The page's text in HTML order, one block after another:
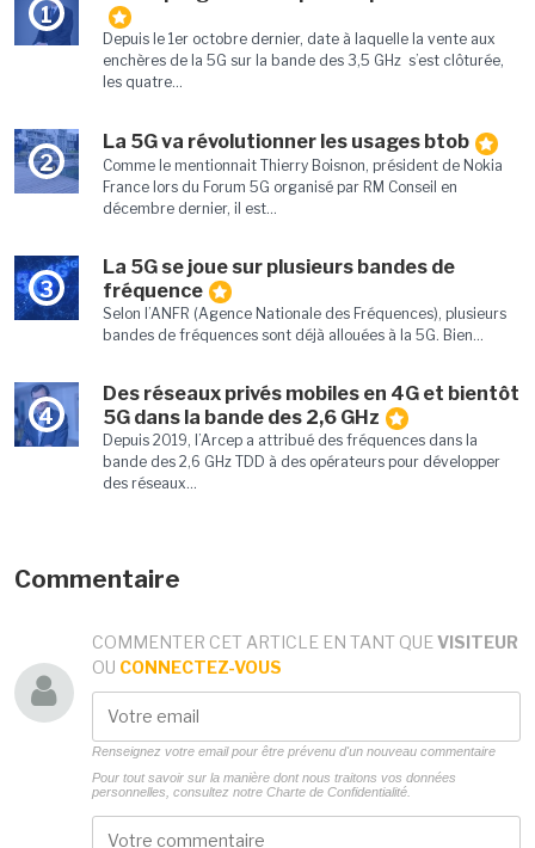
1
Depuis le 1er octobre dernier, date à laquelle la vente aux
enchères de la 5G sur la bande des 3,5 GHz s’est clôturée,
les quatre...
2
La 5G va révolutionner les usages btob
Comme le mentionnait Thierry Boisnon, président de Nokia
France lors du Forum 5G organisé par RM Conseil en
décembre dernier, il est...
3
La 5G se joue sur plusieurs bandes de
fréquence
Selon l’ANFR (Agence Nationale des Fréquences), plusieurs
bandes de fréquences sont déjà allouées à la 5G. Bien...
4
Des réseaux privés mobiles en 4G et bientôt
5G dans la bande des 2,6 GHz
Depuis 2019, l’Arcep a attribué des fréquences dans la
bande des 2,6 GHz TDD à des opérateurs pour développer
des réseaux...
Commentaire
COMMENTER CET ARTICLE EN TANT QUE VISITEUR
OU CONNECTEZ-VOUS
Renseignez votre email pour être prévenu d'un nouveau commentaire
Pour tout savoir sur la manière dont nous traitons vos données
personnelles, consultez notre Charte de Confidentialité.